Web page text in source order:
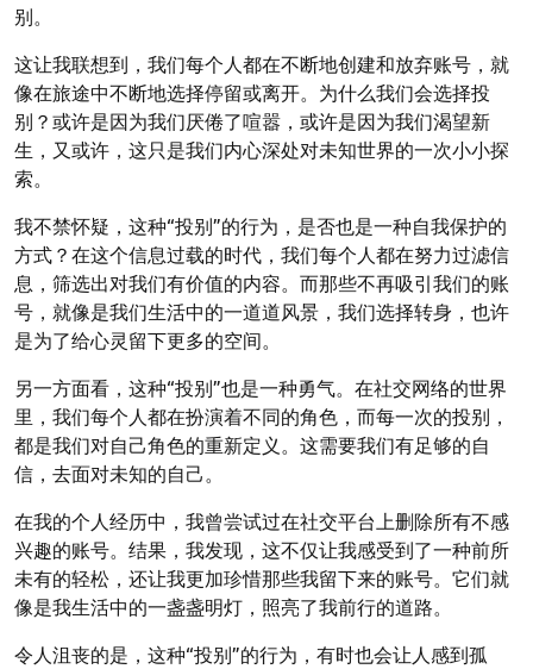
别。
这让我联想到，我们每个人都在不断地创建和放弃账号，就
像在旅途中不断地选择停留或离开。为什么我们会选择投
别？或许是因为我们厌倦了喧嚣，或许是因为我们渴望新
生，又或许，这只是我们内心深处对未知世界的一次小小探
索。
我不禁怀疑，这种“投别”的行为，是否也是一种自我保护的
方式？在这个信息过载的时代，我们每个人都在努力过滤信
息，筛选出对我们有价值的内容。而那些不再吸引我们的账
号，就像是我们生活中的一道道风景，我们选择转身，也许
是为了给心灵留下更多的空间。
另一方面看，这种“投别”也是一种勇气。在社交网络的世界
里，我们每个人都在扮演着不同的角色，而每一次的投别，
都是我们对自己角色的重新定义。这需要我们有足够的自
信，去面对未知的自己。
在我的个人经历中，我曾尝试过在社交平台上删除所有不感
兴趣的账号。结果，我发现，这不仅让我感受到了一种前所
未有的轻松，还让我更加珍惜那些我留下来的账号。它们就
像是我生活中的一盏盏明灯，照亮了我前行的道路。
令人沮丧的是，这种“投别”的行为，有时也会让人感到孤